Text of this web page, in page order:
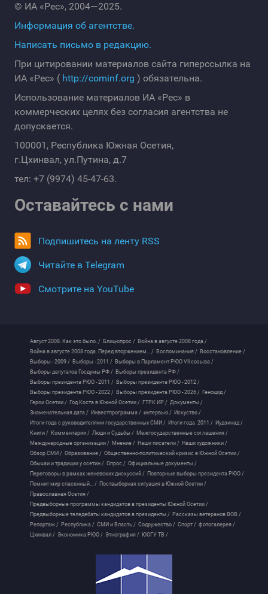
© ИА «Рес», 2004—2025.
Информация об агентстве.
Написать письмо в редакцию.
При цитировании материалов сайта гиперссылка на
ИА «Рес» ( http://cominf.org ) обязательна.
Использование материалов ИА «Рес» в
коммерческих целях без согласия агентства не
допускается.
100001, Республика Южная Осетия,
г.Цхинвал, ул.Путина, д.7
тел: +7 (9974) 45-47-63.
Оставайтесь с нами
Подпишитесь на ленту RSS
Читайте в Telegram
Смотрите на YouTube
Август 2008. Как это было. / Блиц-опрос / Война в августе 2008 года /
Война в августе 2008 года. Перед вторжением... / Воспоминания / Восстановление /
Выборы - 2009 / Выборы - 2011 / Выборы в Парламент РЮО VII созыва /
Выборы депутатов Госдумы РФ / Выборы президента РФ /
Выборы президента РЮО - 2011 / Выборы президента РЮО - 2012 /
Выборы президента РЮО - 2022 / Выборы президента РЮО - 2026 / Геноцид /
Герои Осетии / Год Коста в Южной Осетии / ГТРК ИР / Документы /
Знаменательная дата / Инвестпрограмма / интервью / Искуство /
Итоги года с руководителями государственных СМИ / Итоги года. 2011 / Иудзинад /
Книги / Комментарии / Люди и Судьбы / Межгосударственные соглашения /
Международные организации / Мнение / Наши писатели / Наши художники /
Обзор СМИ / Образование / Общественно-политический кризис в Южной Осетии /
Обычаи и традиции у осетин / Опрос / Официальные документы /
Переговоры в рамках женевских дискуссий / Повторные выборы президента РЮО /
Помнит мир спасенный... / Поствыборная ситуация в Южной Осетии /
Православная Осетия /
Предвыборные программы кандидатов в президенты Южной Осетии /
Предвыборные теледебаты кандидатов в президенты / Рассказы ветеранов ВОВ /
Репортаж / Республика / СМИ и Власть / Содружество / Спорт / фотогалерея /
Цхинвал / Экономика РЮО / Этнография / ЮОГУ ТВ /